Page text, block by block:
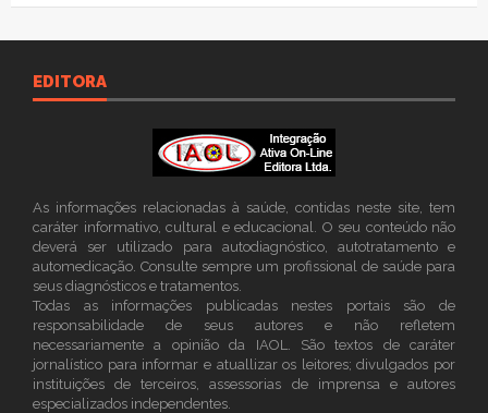
EDITORA
As informações relacionadas à saúde, contidas neste site, tem
caráter informativo, cultural e educacional. O seu conteúdo não
deverá ser utilizado para autodiagnóstico, autotratamento e
automedicação. Consulte sempre um profissional de saúde para
seus diagnósticos e tratamentos.
Todas as informações publicadas nestes portais são de
responsabilidade de seus autores e não refletem
necessariamente a opinião da IAOL. São textos de caráter
jornalístico para informar e atuallizar os leitores; divulgados por
instituições de terceiros, assessorias de imprensa e autores
especializados independentes.